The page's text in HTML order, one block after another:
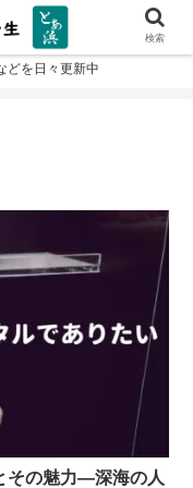
どを日々更新中
その魅力—深海の人
検索